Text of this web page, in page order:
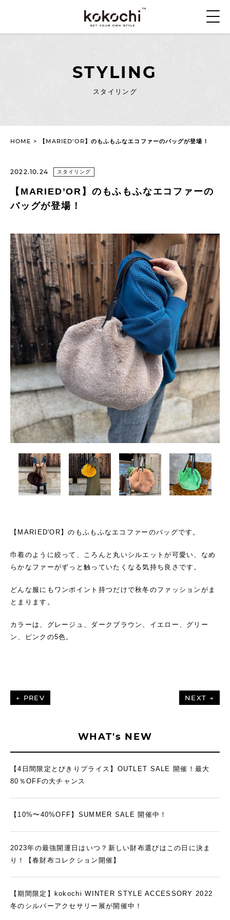
STYLING
スタイリング
HOME > 【MARIED’OR】のもふもふなエコファーのバッグが登場！
2022.10.24 スタイリング
【MARIED’OR】のもふもふなエコファーの
バッグが登場！
【MARIED'OR】のもふもふなエコファーのバッグです。
巾着のように絞って、ころんと丸いシルエットが可愛い、なめ
らかなファーがずっと触っていたくなる気持ち良さです。
どんな服にもワンポイント持つだけで秋冬のファッションがま
とまります。
カラーは、グレージュ、ダークブラウン、イエロー、グリー
ン、ピンクの5色。
← PREV NEXT →
WHAT's NEW
【4日間限定とびきりプライス】OUTLET SALE 開催！最大
80％OFFの大チャンス
【10%〜40%OFF】SUMMER SALE 開催中！
2023年の最強開運日はいつ？新しい財布選びはこの日に決ま
り！【春財布コレクション開催】
【期間限定】kokochi WINTER STYLE ACCESSORY 2022
冬のシルバーアクセサリー展が開催中！